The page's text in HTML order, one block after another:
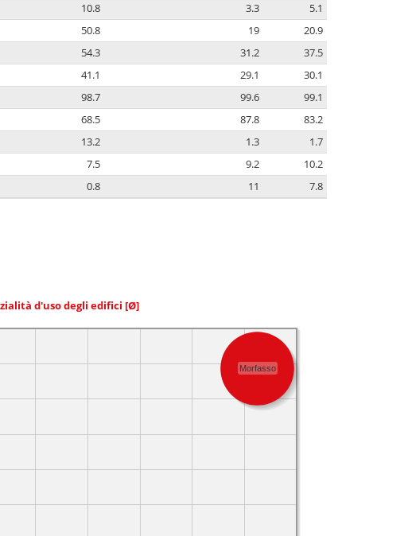
10.8 3.3
5.1
50.8 19
20.9
54.3 31.2
37.5
41.1 29.1
30.1
98.7 99.6
99.1
68.5 87.8
83.2
13.2 1.3
1.7
7.5 9.2
10.2
0.8 11 7.8
d'uso degli edifici [Ø]
Morfasso